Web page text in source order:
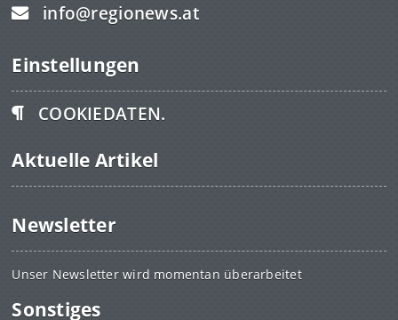
info@regionews.at
Einstellungen
COOKIEDATEN.
Aktuelle Artikel
Newsletter
Unser Newsletter wird momentan überarbeitet
Sonstiges